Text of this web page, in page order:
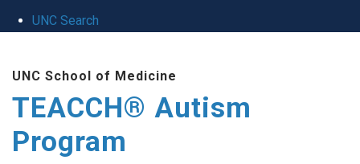
UNC Search
content
UNC School of Medicine
TEACCH® Autism
Program